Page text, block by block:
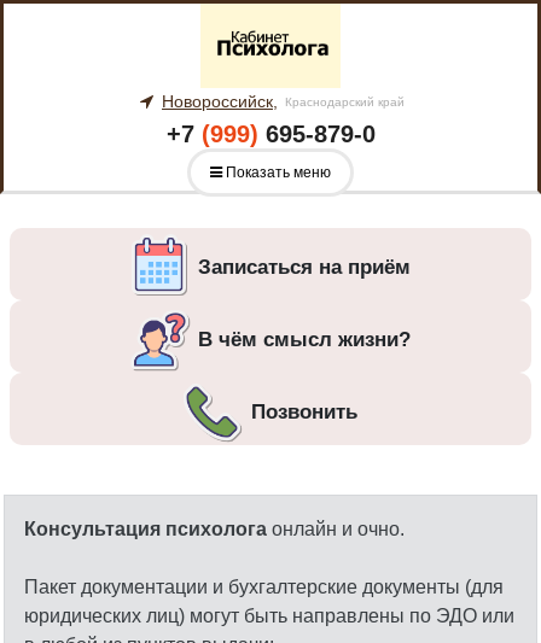
Новороссийск, Краснодарский край
+7 (999) 695-879-0
Показать меню
Записаться на приём
В чём смысл жизни?
Позвонить
Консультация психолога онлайн и очно.
Пакет документации и бухгалтерские документы (для
юридических лиц) могут быть направлены по ЭДО или